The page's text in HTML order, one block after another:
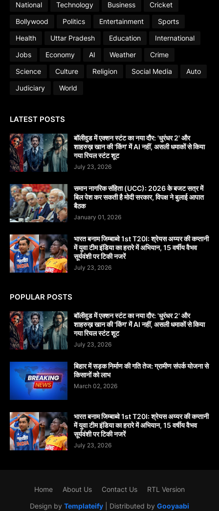
National Technology Business
Cricket
Bollywood
Politics Entertainment
Sports
Health
Uttar Pradesh Education
International
Jobs
Economy AI Weather
Crime
Science
Culture Religion Social Media
Auto
Judiciary
World
LATEST POSTS
बॉलीवुड में एक्शन स्टंट का नया दौर: 'धुरंधर 2' और
शाहरुख़ खान की 'किंग' में AI नहीं, असली धमाकों से किया
गया रियल स्टंट शूट
July 23, 2026
समान नागरिक संहिता (UCC): 2026 के बजट सत्र में
बिल पेश कर सकती है मोदी सरकार, विपक्ष ने बुलाई आपात
बैठक
January 01, 2026
भारत बनाम जिम्बाब्वे 1st T20I: श्रेयस अय्यर की कप्तानी
में युवा टीम इंडिया का हरारे में अभियान, 15 वर्षीय वैभव
सूर्यवंशी पर टिकी नजरें
July 23, 2026
POPULAR POSTS
बॉलीवुड में एक्शन स्टंट का नया दौर: 'धुरंधर 2' और
शाहरुख़ खान की 'किंग' में AI नहीं, असली धमाकों से किया
गया रियल स्टंट शूट
July 23, 2026
बिहार में सड़क निर्माण की गति तेज: ग्रामीण संपर्क योजना से
किसानों को लाभ
March 02, 2026
भारत बनाम जिम्बाब्वे 1st T20I: श्रेयस अय्यर की कप्तानी
में युवा टीम इंडिया का हरारे में अभियान, 15 वर्षीय वैभव
सूर्यवंशी पर टिकी नजरें
July 23, 2026
Design by Templateify | Distributed by Gooyaabi
Home About Us Contact Us RTL Version